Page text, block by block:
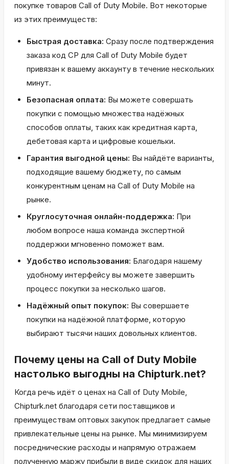
покупке товаров Call of Duty Mobile. Вот некоторые
из этих преимуществ:
Быстрая доставка: Сразу после подтверждения
заказа код CP для Call of Duty Mobile будет
привязан к вашему аккаунту в течение нескольких
минут.
Безопасная оплата: Вы можете совершать
покупки с помощью множества надёжных
способов оплаты, таких как кредитная карта,
дебетовая карта и цифровые кошельки.
Гарантия выгодной цены: Вы найдёте варианты,
подходящие вашему бюджету, по самым
конкурентным ценам на Call of Duty Mobile на
рынке.
Круглосуточная онлайн-поддержка: При
любом вопросе наша команда экспертной
поддержки мгновенно поможет вам.
Удобство использования: Благодаря нашему
удобному интерфейсу вы можете завершить
процесс покупки за несколько шагов.
Надёжный опыт покупок: Вы совершаете
покупки на надёжной платформе, которую
выбирают тысячи наших довольных клиентов.
Почему цены на Call of Duty Mobile
настолько выгодны на Chipturk.net?
Когда речь идёт о ценах на Call of Duty Mobile,
Chipturk.net благодаря сети поставщиков и
преимуществам оптовых закупок предлагает самые
привлекательные цены на рынке. Мы минимизируем
посреднические расходы и напрямую отражаем
полученную маржу прибыли в виде скидок для наших